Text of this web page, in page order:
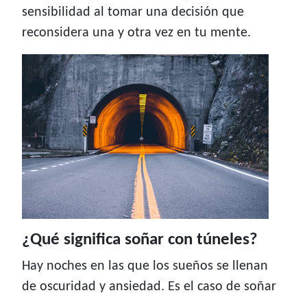
sensibilidad al tomar una decisión que
reconsidera una y otra vez en tu mente.
¿Qué significa soñar con túneles?
Hay noches en las que los sueños se llenan
de oscuridad y ansiedad. Es el caso de soñar